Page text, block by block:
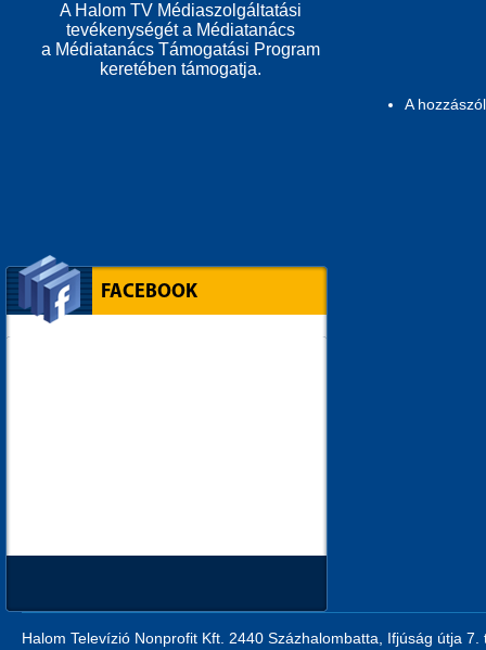
A
A Halom TV Médiaszolgáltatási
tevékenységét a Médiatanács
a Médiatanács Támogatási Program
keretében támogatja.
FACEBOOK
Halom Televízió Nonprofit Kft. 2440 Százhalombatta, Ifjúság útja